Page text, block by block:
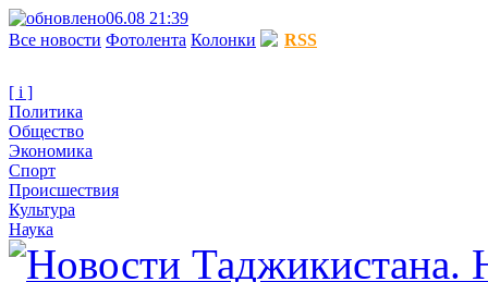
06.08 21:39
Все новости Фотолента Колонки RSS
[ i ]
Политика
Общество
Экономика
Спорт
Происшествия
Культура
Наука